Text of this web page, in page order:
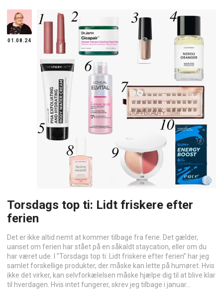
01.08.24
Torsdags top ti: Lidt friskere efter
ferien
Det er ikke altid nemt at kommer tilbage fra ferie. Det gælder,
uanset om ferien har stået på en såkaldt staycation, eller om du
har været ude. I ”Torsdags top ti: Lidt friskere efter ferien” har jeg
samlet forskellige produkter, der måske kan lette på humøret. Hvis
ikke det virker, kan selvforkælelsen måske hjælpe dig til at blive klar
til hverdagen. Hvis intet fungerer, skrev jeg tilbage i januar...